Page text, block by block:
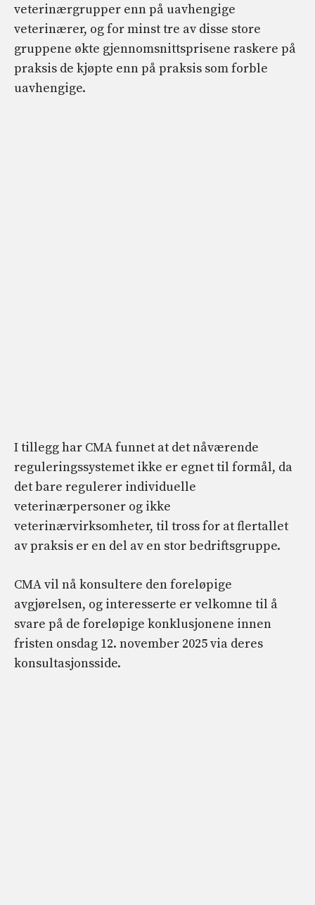
veterinærgrupper enn på uavhengige
veterinærer, og for minst tre av disse store
gruppene økte gjennomsnittsprisene raskere på
praksis de kjøpte enn på praksis som forble
uavhengige.
I tillegg har CMA funnet at det nåværende
reguleringssystemet ikke er egnet til formål, da
det bare regulerer individuelle
veterinærpersoner og ikke
veterinærvirksomheter, til tross for at flertallet
av praksis er en del av en stor bedriftsgruppe.
CMA vil nå konsultere den foreløpige
avgjørelsen, og interesserte er velkomne til å
svare på de foreløpige konklusjonene innen
fristen onsdag 12. november 2025 via deres
konsultasjonsside.